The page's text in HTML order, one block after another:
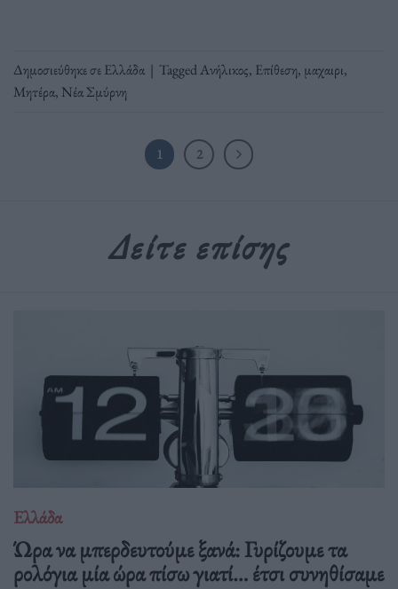
Δημοσιεύθηκε σεΕλλάδα | TaggedΑνήλικος, Επίθεση, μαχαιρι,
Μητέρα, Νέα Σμύρνη
1 2
Δείτε επίσης
Ελλάδα
Ώρα να μπερδευτούμε ξανά: Γυρίζουμε τα
ρολόγια μία ώρα πίσω γιατί… έτσι συνηθίσαμε